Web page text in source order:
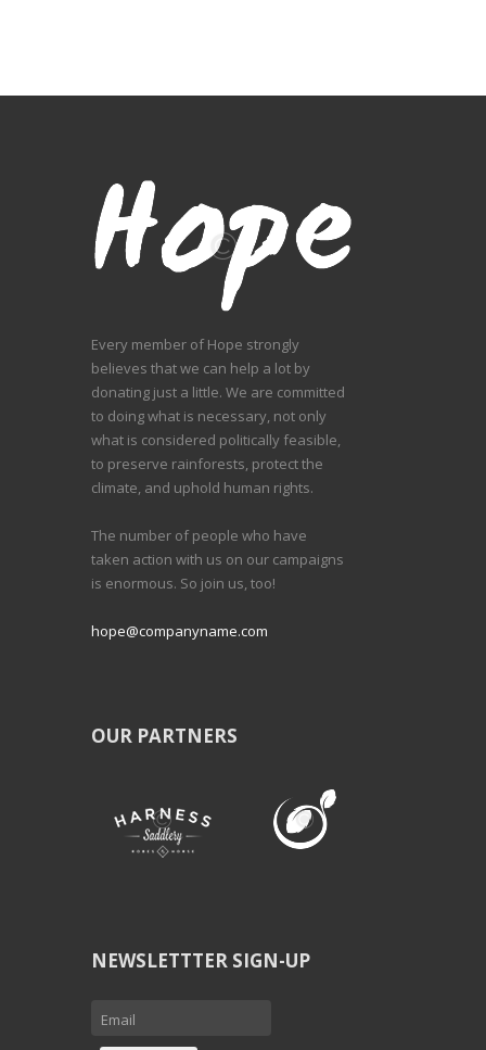
Every member of Hope strongly
believes that we can help a lot by
donating just a little. We are committed
to doing what is necessary, not only
what is considered politically feasible,
to preserve rainforests, protect the
climate, and uphold human rights.
The number of people who have
taken action with us on our campaigns
is enormous. So join us, too!
hope@companyname.com
OUR PARTNERS
NEWSLETTTER SIGN-UP